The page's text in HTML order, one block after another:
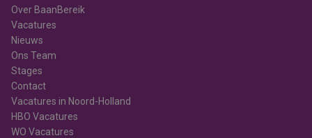
Over BaanBereik
Vacatures
Nieuws
Ons Team
Stages
Contact
Vacatures in Noord-Holland
HBO Vacatures
WO Vacatures